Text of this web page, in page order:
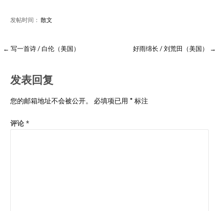
发帖时间： 散文
← 写一首诗 / 白伦（美国） 好雨绵长 / 刘荒田（美国） →
发表回复
您的邮箱地址不会被公开。 必填项已用 * 标注
评论 *